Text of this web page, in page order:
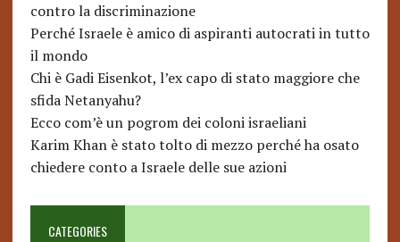
contro la discriminazione
Perché Israele è amico di aspiranti autocrati in tutto
il mondo
Chi è Gadi Eisenkot, l’ex capo di stato maggiore che
sfida Netanyahu?
Ecco com’è un pogrom dei coloni israeliani
Karim Khan è stato tolto di mezzo perché ha osato
chiedere conto a Israele delle sue azioni
CATEGORIES